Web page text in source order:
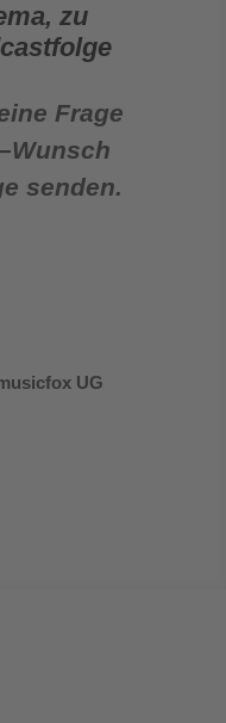
zu
Frage
senden.
UG